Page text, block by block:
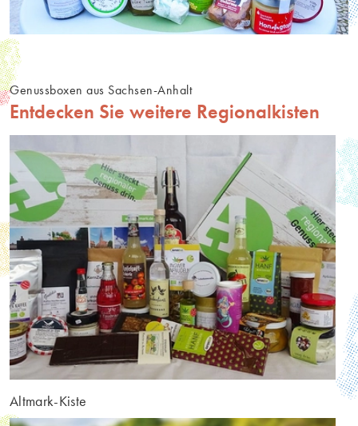
Genussboxen aus Sachsen-Anhalt
Entdecken Sie weitere Regionalkisten
Altmark-Kiste